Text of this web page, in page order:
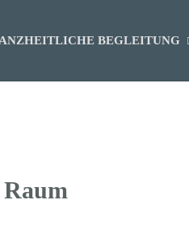
BEGLEITUNG